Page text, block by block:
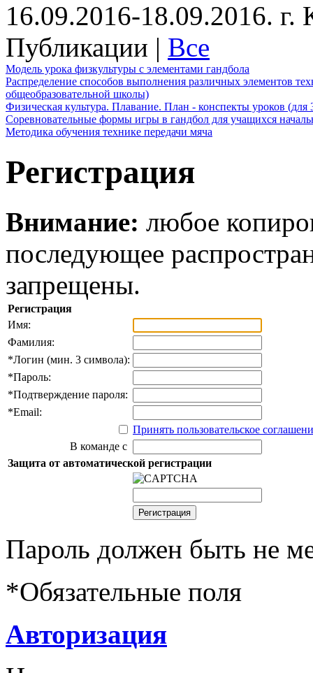
16.09.2016-18.09.2016.
Публикации | Все
Модель урока физкультуры с элементами гандбола
Распределение способов выполнения различных элементов
общеобразовательной школы)
Физическая культура. Плавание. План - конспекты уроков (для
Соревновательные формы игры в гандбол для учащихся
Методика обучения технике передачи мяча
Регистрация
Внимание: любое
последующее
запрещены.
Регистрация
Имя:
Фамилия:
*Логин (мин. 3 символа):
*Пароль:
*Подтверждение пароля:
*Email:
Принять пользовательское
В команде с
Защита от автоматической регистрации
Пароль должен быть не
*Обязательные поля
Авторизация